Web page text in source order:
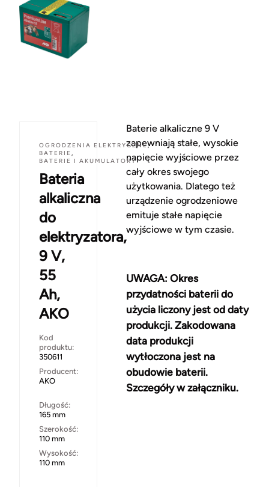
OGRODZENIA ELEKTRYCZNE,
BATERIE ,
BATERIE I AKUMULATORY
Bateria
alkaliczna
do
elektryzatora,
9 V,
55
Ah,
AKO
Kod
produktu:
350611
Producent:
AKO
Długość:
165 mm
Szerokość:
110 mm
Wysokość:
110 mm
Baterie alkaliczne 9 V
zapewniają stałe, wysokie
napięcie wyjściowe przez
cały okres swojego
użytkowania. Dlatego też
urządzenie ogrodzeniowe
emituje stałe napięcie
wyjściowe w tym czasie.
UWAGA: Okres
przydatności baterii do
użycia liczony jest od daty
produkcji. Zakodowana
data produkcji
wytłoczona jest na
obudowie baterii.
Szczegóły w załączniku.